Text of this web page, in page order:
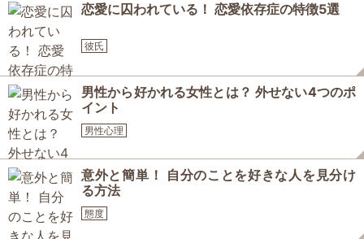
恋愛に囚われている！ 恋愛依存症の特徴5選
彼氏
男性から好かれる女性とは？ 外せない4つのポ
イント
男性心理
意外と簡単！ 自分のことを好きな人を見分け
る方法
態度